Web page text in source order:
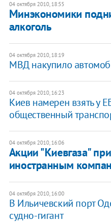
04 октября 2010, 18:55
Минэкономики
алкоголь
04 октября 2010, 18:19
МВД накупило
04 октября 2010, 16:23
Киев намерен взять у
общественный
04 октября 2010, 16:06
Акции "Киевгаза"
иностранным
04 октября 2010, 16:00
В Ильичевский порт
судно-гигант